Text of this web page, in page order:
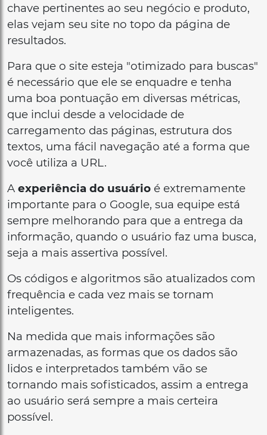
chave pertinentes ao seu negócio e produto,
elas vejam seu site no topo da página de
resultados.
Para que o site esteja "otimizado para buscas"
é necessário que ele se enquadre e tenha
uma boa pontuação em diversas métricas,
que inclui desde a velocidade de
carregamento das páginas, estrutura dos
textos, uma fácil navegação até a forma que
você utiliza a URL.
A experiência do usuário é extremamente
importante para o Google, sua equipe está
sempre melhorando para que a entrega da
informação, quando o usuário faz uma busca,
seja a mais assertiva possível.
Os códigos e algoritmos são atualizados com
frequência e cada vez mais se tornam
inteligentes.
Na medida que mais informações são
armazenadas, as formas que os dados são
lidos e interpretados também vão se
tornando mais sofisticados, assim a entrega
ao usuário será sempre a mais certeira
possível.